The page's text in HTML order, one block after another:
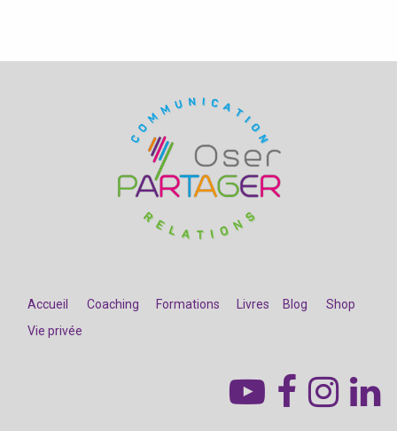
Accueil Coaching Formations Livres Blog
Shop
Vie privée